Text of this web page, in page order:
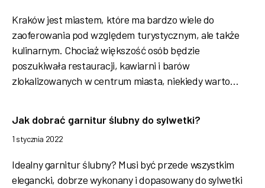
Kraków jest miastem, które ma bardzo wiele do
zaoferowania pod względem turystycznym, ale także
kulinarnym. Chociaż większość osób będzie
poszukiwała restauracji, kawiarni i barów
zlokalizowanych w centrum miasta, niekiedy warto…
Jak dobrać garnitur ślubny do sylwetki?
1 stycznia 2022
Idealny garnitur ślubny? Musi być przede wszystkim
elegancki, dobrze wykonany i dopasowany do sylwetki